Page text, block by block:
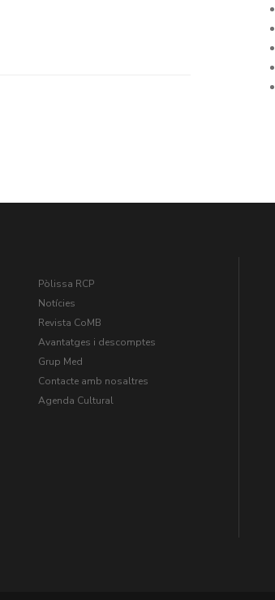
Pòlissa RCP
Notícies
Revista CoMB
Avantatges i descomptes
Grup Med
Contacte amb nosaltres
Agenda Cultural